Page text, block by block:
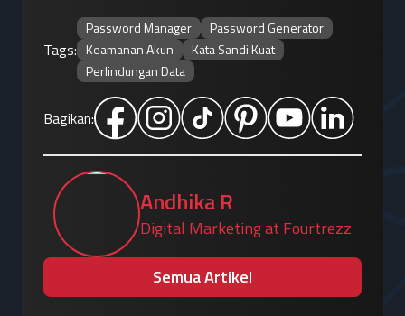
Tags:
Password Manager
Password Generator
Keamanan Akun
Kata Sandi Kuat
Perlindungan Data
Bagikan:
Andhika R
Digital Marketing at Fourtrezz
Semua Artikel